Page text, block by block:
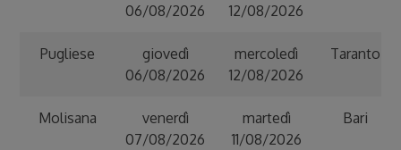
06/08/2026
12/08/2026
Pugliese
giovedì
06/08/2026
mercoledì
12/08/2026
Taranto
Molisana
venerdì
07/08/2026
martedì
11/08/2026
Bari